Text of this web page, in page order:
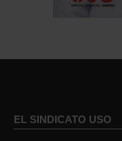
EL SINDICATO USO